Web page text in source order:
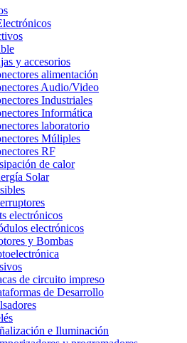
y accesorios
alimentación
Audio/Video
Industriales
Informática
laboratorio
Múliples
RF
de calor
Solar
electrónicos
electrónicos
y Bombas
de circuito impreso
de Desarrollo
e Iluminación